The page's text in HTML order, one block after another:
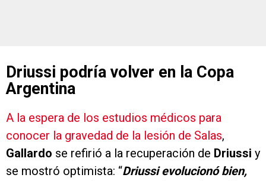
Driussi podría volver en la Copa
Argentina
A la espera de los estudios médicos para
conocer la gravedad de la lesión de Salas,
Gallardo se refirió a la recuperación de Driussi y
se mostró optimista: “Driussi evolucionó bien,